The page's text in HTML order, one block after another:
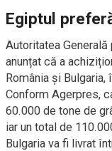
Egiptul
Autoritatea Generală
anunțat că a
România și
Conform Agerpres,
60.000 de tone de
iar un total de
Bulgaria va fi livrat